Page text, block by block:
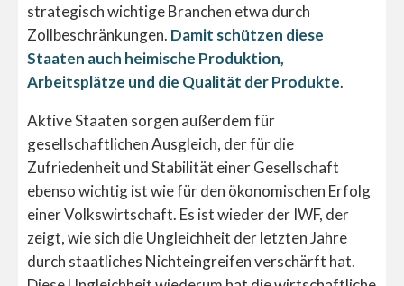
strategisch wichtige Branchen etwa durch
Zollbeschränkungen. Damit schützen diese
Staaten auch heimische Produktion,
Arbeitsplätze und die Qualität der Produkte.
Aktive Staaten sorgen außerdem für
gesellschaftlichen Ausgleich, der für die
Zufriedenheit und Stabilität einer Gesellschaft
ebenso wichtig ist wie für den ökonomischen Erfolg
einer Volkswirtschaft. Es ist wieder der IWF, der
zeigt, wie sich die Ungleichheit der letzten Jahre
durch staatliches Nichteingreifen verschärft hat.